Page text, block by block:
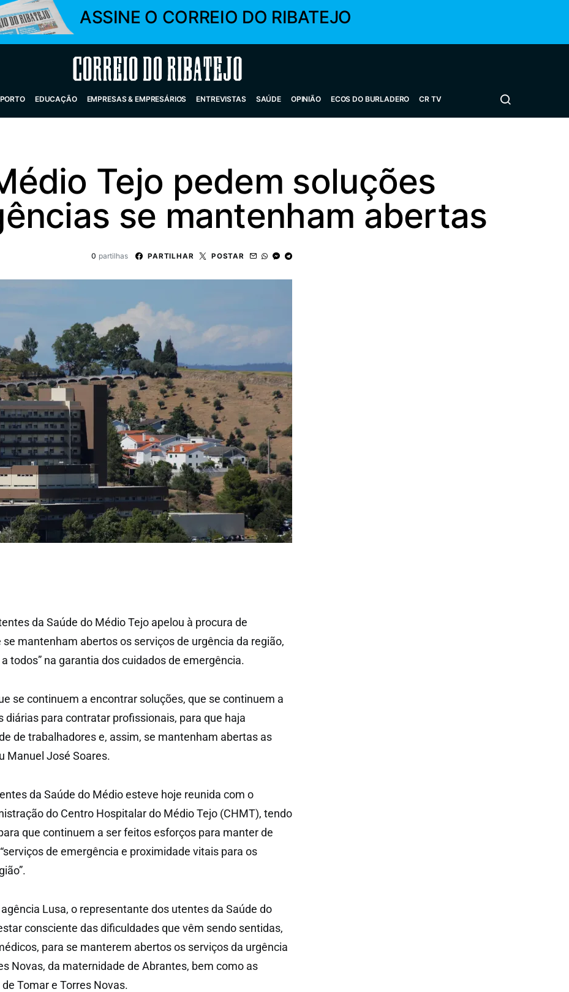
ASSINE O CORREIO DO RIBATEJO
Correio do Ribatejo
EDUCAÇÃO EMPRESAS & EMPRESÁRIOS ENTREVISTAS SAÚDE OPINIÃO ECOS DO BURLADERO CR TV
Tejo pedem soluções
se mantenham abertas
0 partilhas PARTILHAR POSTAR
da Saúde do Médio Tejo apelou à procura de
se mantenham abertos os serviços de urgência da região,
todos” na garantia dos cuidados de emergência.
se continuem a encontrar soluções, que se continuem a
diárias para contratar profissionais, para que haja
de trabalhadores e, assim, se mantenham abertas as
Manuel José Soares.
da Saúde do Médio esteve hoje reunida com o
do Centro Hospitalar do Médio Tejo (CHMT), tendo
que continuem a ser feitos esforços para manter de
de emergência e proximidade vitais para os
Lusa, o representante dos utentes da Saúde do
consciente das dificuldades que vêm sendo sentidas,
para se manterem abertos os serviços da urgência
Novas, da maternidade de Abrantes, bem como as
Tomar e Torres Novas.